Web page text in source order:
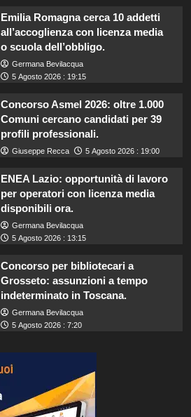
Emilia Romagna cerca 10 addetti
all’accoglienza con licenza media
o scuola dell’obbligo.
Germana Bevilacqua
5 Agosto 2026 : 19:15
Concorso Asmel 2026: oltre 1.000
Comuni cercano candidati per 39
profili professionali.
Giuseppe Recca 5 Agosto 2026 : 19:00
ENEA Lazio: opportunità di lavoro
per operatori con licenza media
disponibili ora.
Germana Bevilacqua
5 Agosto 2026 : 13:15
Concorso per bibliotecari a
Grosseto: assunzioni a tempo
indeterminato in Toscana.
Germana Bevilacqua
5 Agosto 2026 : 7:20